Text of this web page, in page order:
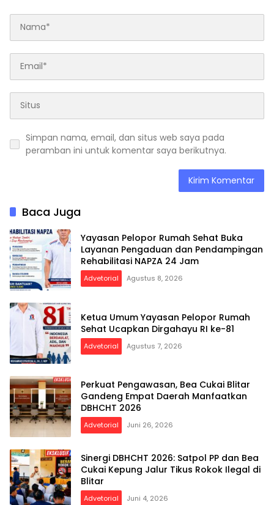
Simpan nama, email, dan situs web saya pada
peramban ini untuk komentar saya berikutnya.
Baca Juga
Yayasan Pelopor Rumah Sehat Buka
Layanan Pengaduan dan Pendampingan
Rehabilitasi NAPZA 24 Jam
Advetorial Agustus 8, 2026
Ketua Umum Yayasan Pelopor Rumah
Sehat Ucapkan Dirgahayu RI ke-81
Advetorial Agustus 7, 2026
Perkuat Pengawasan, Bea Cukai Blitar
Gandeng Empat Daerah Manfaatkan
DBHCHT 2026
Advetorial Juni 26, 2026
Sinergi DBHCHT 2026: Satpol PP dan Bea
Cukai Kepung Jalur Tikus Rokok Ilegal di
Blitar
Advetorial Juni 4, 2026